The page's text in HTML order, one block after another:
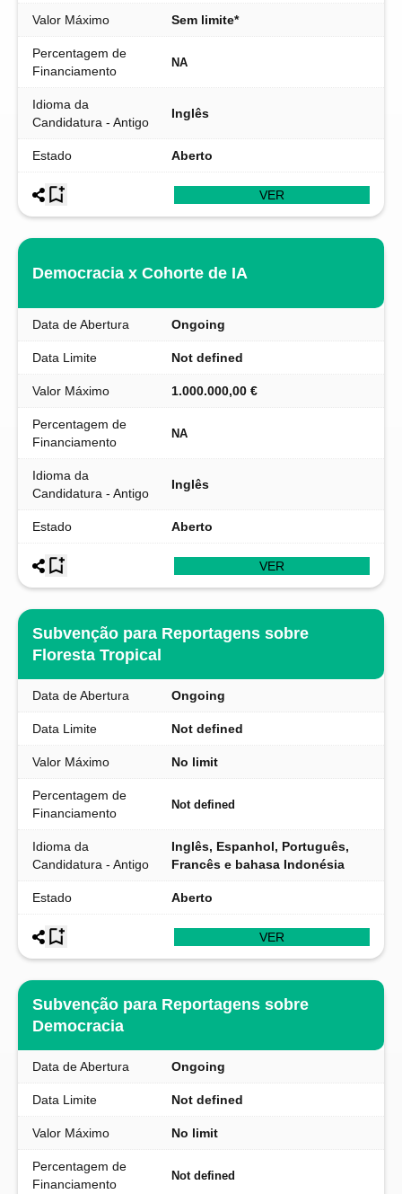
Valor Máximo Sem limite*
Percentagem de
Financiamento
NA
Idioma da
Candidatura - Antigo
Inglês
Estado Aberto
VER
Democracia x Cohorte de IA
Data de Abertura Ongoing
Data Limite Not defined
Valor Máximo 1.000.000,00 €
Percentagem de
Financiamento
NA
Idioma da
Candidatura - Antigo
Inglês
Estado Aberto
VER
Subvenção para Reportagens sobre
Floresta Tropical
Data de Abertura Ongoing
Data Limite Not defined
Valor Máximo No limit
Percentagem de
Financiamento
Not defined
Idioma da
Candidatura - Antigo
Inglês, Espanhol, Português,
Francês e bahasa Indonésia
Estado Aberto
VER
Subvenção para Reportagens sobre
Democracia
Data de Abertura Ongoing
Data Limite Not defined
Valor Máximo No limit
Percentagem de
Financiamento
Not defined